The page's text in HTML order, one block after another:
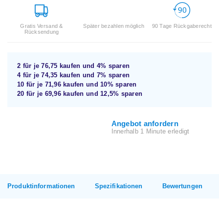
Gratis Versand &
Rücksendung
Später bezahlen möglich 90 Tage Rückgaberecht
2 für je76,75 kaufen und 4% sparen
4 für je74,35 kaufen und 7% sparen
10 für je 71,96kaufen und10%sparen
20 für je 69,96kaufen und12,5% sparen
Angebot anfordern
Innerhalb 1 Minute erledigt
Produktinformationen Spezifikationen Bewertungen